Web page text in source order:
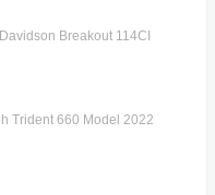
Breakout 114CI
Trident 660 Model 2022